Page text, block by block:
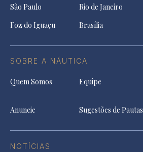
São Paulo Rio de Janeiro
Foz do Iguaçu
Brasília
SOBRE A NÁUTICA
Quem Somos Equipe
Anuncie
Sugestões de Pautas
NOTÍCIAS